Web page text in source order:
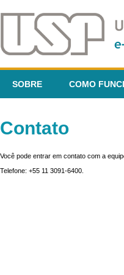
SOBRE COMO
Contato
Você pode entrar em contato com a
Telefone: +55 11 3091-6400.